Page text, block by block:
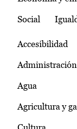
Social
Accesibilidad
Agua
Agricultura y